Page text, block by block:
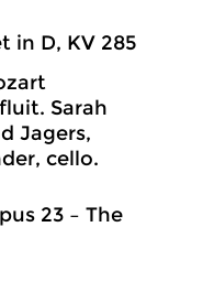
in D, KV 285
Sarah
Jagers,
cello.
23 – The